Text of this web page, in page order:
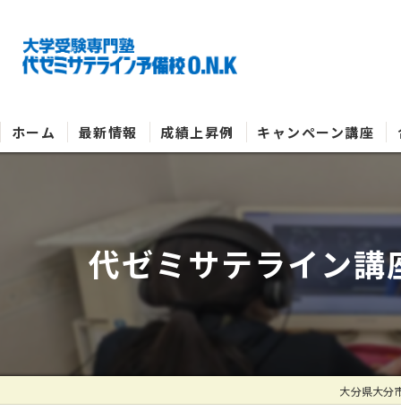
ホーム 最新情報 成績上昇例 キャンペーン講座
代ゼミサテライン
大分県大分